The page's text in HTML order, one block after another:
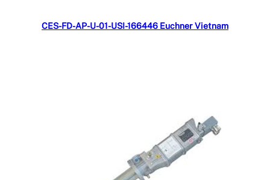
Đọc tiếp
CES-FD-AP-U-01-USI-166446 Euchner Vietnam